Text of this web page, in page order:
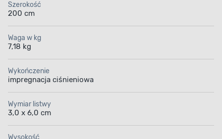
Szerokość
200 cm
Waga w kg
7,18 kg
Wykończenie
impregnacja ciśnieniowa
Wymiar listwy
3,0 x 6,0 cm